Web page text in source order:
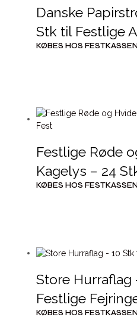
Danske
Stk til Festlige
KØBES HOS
Festlige Røde
Kagelys – 24
KØBES HOS
Store Hurraflag
Festlige
KØBES HOS